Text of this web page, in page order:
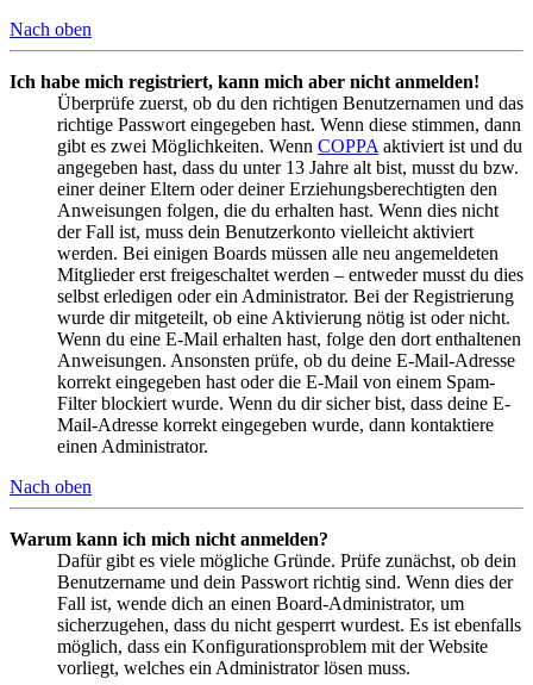
Nach oben
Ich habe mich registriert, kann mich aber nicht anmelden!
Überprüfe zuerst, ob du den richtigen Benutzernamen und das
richtige Passwort eingegeben hast. Wenn diese stimmen, dann
gibt es zwei Möglichkeiten. Wenn COPPA aktiviert ist und du
angegeben hast, dass du unter 13 Jahre alt bist, musst du bzw.
einer deiner Eltern oder deiner Erziehungsberechtigten den
Anweisungen folgen, die du erhalten hast. Wenn dies nicht
der Fall ist, muss dein Benutzerkonto vielleicht aktiviert
werden. Bei einigen Boards müssen alle neu angemeldeten
Mitglieder erst freigeschaltet werden – entweder musst du dies
selbst erledigen oder ein Administrator. Bei der Registrierung
wurde dir mitgeteilt, ob eine Aktivierung nötig ist oder nicht.
Wenn du eine E-Mail erhalten hast, folge den dort enthaltenen
Anweisungen. Ansonsten prüfe, ob du deine E-Mail-Adresse
korrekt eingegeben hast oder die E-Mail von einem Spam-
Filter blockiert wurde. Wenn du dir sicher bist, dass deine E-
Mail-Adresse korrekt eingegeben wurde, dann kontaktiere
einen Administrator.
Nach oben
Warum kann ich mich nicht anmelden?
Dafür gibt es viele mögliche Gründe. Prüfe zunächst, ob dein
Benutzername und dein Passwort richtig sind. Wenn dies der
Fall ist, wende dich an einen Board-Administrator, um
sicherzugehen, dass du nicht gesperrt wurdest. Es ist ebenfalls
möglich, dass ein Konfigurationsproblem mit der Website
vorliegt, welches ein Administrator lösen muss.